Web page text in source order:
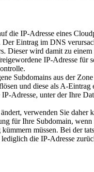
IP-Adresse eines
Eintrag im DNS
wird damit zu
IP-Adresse für
Subdomains aus der
und diese als A-
unter der Ihre
verwenden Sie
für Ihre Subdomain,
müssen. Bei der
die IP-Adresse